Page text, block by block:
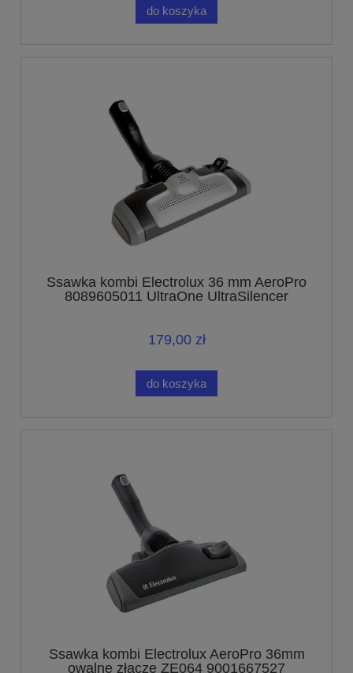
do koszyka
Ssawka kombi Electrolux 36 mm AeroPro
8089605011 UltraOne UltraSilencer
179,00 zł
do koszyka
Ssawka kombi Electrolux AeroPro 36mm
owalne złącze ZE064 9001667527